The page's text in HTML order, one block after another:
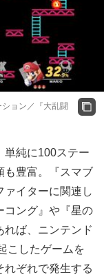
ョン／『大乱闘
純に100ステー
も豊富。『スマブ
ァイターに関連し
コング』や『星の
れば、ニンテンド
こしたゲームを
れぞれで発生する